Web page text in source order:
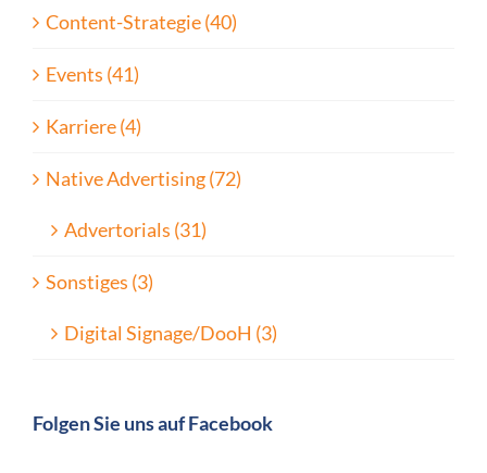
Content-Strategie (40)
Events (41)
Karriere (4)
Native Advertising (72)
Advertorials (31)
Sonstiges (3)
Digital Signage/DooH (3)
Folgen Sie uns auf Facebook